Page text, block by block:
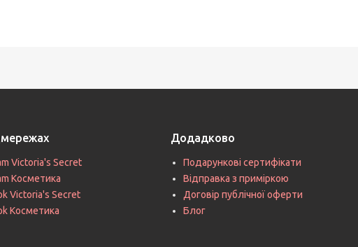
Victoria's Secret
Косметика
Victoria's Secret
Косметика
Додадково
Подарункові сертифікати
Відправка з приміркою
Договір публічної оферти
Блог